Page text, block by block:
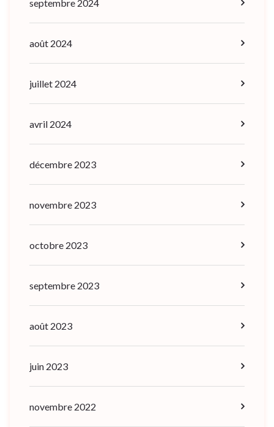
septembre 2024
août 2024
juillet 2024
avril 2024
décembre 2023
novembre 2023
octobre 2023
septembre 2023
août 2023
juin 2023
novembre 2022